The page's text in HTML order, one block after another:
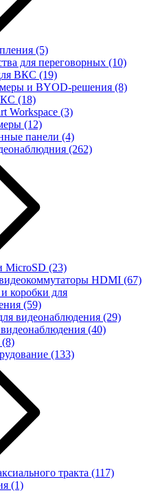
(5)
для переговорных (10)
ВКС (19)
и BYOD-решения (8)
(18)
Workspace (3)
(12)
панели (4)
(262)
MicroSD (23)
HDMI (67)
коробки для
(59)
видеонаблюдения (29)
(40)
(8)
(133)
тракта (117)
(1)